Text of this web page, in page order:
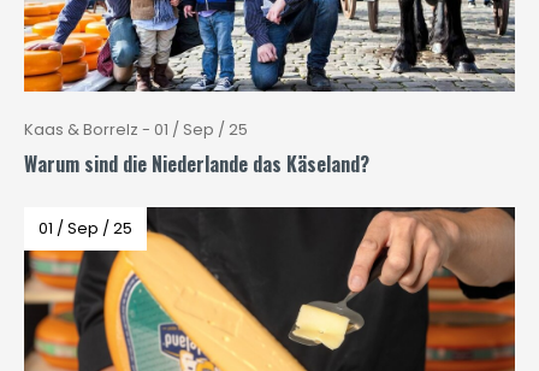
Kaas & Borrelz - 01 / Sep / 25
Warum sind die Niederlande das Käseland?
01 / Sep / 25